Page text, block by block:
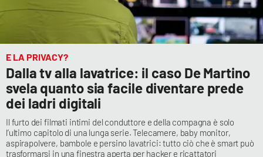
Android
Apple
E LA PRIVACY?
Dalla tv alla lavatrice: il caso De Martino
svela quanto sia facile diventare prede
dei ladri digitali
Il furto dei filmati intimi del conduttore e della compagna è solo
l’ultimo capitolo di una lunga serie. Telecamere, baby monitor,
aspirapolvere, bambole e persino lavatrici: tutto ciò che è smart può
trasformarsi in una finestra aperta per hacker e ricattatori